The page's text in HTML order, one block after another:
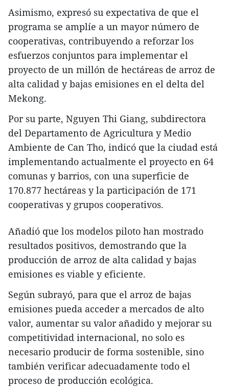
Asimismo, expresó su expectativa de que el
programa se amplíe a un mayor número de
cooperativas, contribuyendo a reforzar los
esfuerzos conjuntos para implementar el
proyecto de un millón de hectáreas de arroz de
alta calidad y bajas emisiones en el delta del
Mekong.
Por su parte, Nguyen Thi Giang, subdirectora
del Departamento de Agricultura y Medio
Ambiente de Can Tho, indicó que la ciudad está
implementando actualmente el proyecto en 64
comunas y barrios, con una superficie de
170.877 hectáreas y la participación de 171
cooperativas y grupos cooperativos.
Añadió que los modelos piloto han mostrado
resultados positivos, demostrando que la
producción de arroz de alta calidad y bajas
emisiones es viable y eficiente.
Según subrayó, para que el arroz de bajas
emisiones pueda acceder a mercados de alto
valor, aumentar su valor añadido y mejorar su
competitividad internacional, no solo es
necesario producir de forma sostenible, sino
también verificar adecuadamente todo el
proceso de producción ecológica.